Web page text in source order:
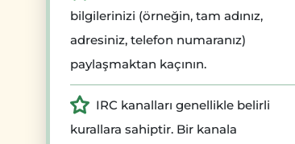
bilgilerinizi (örneğin, tam adınız,
adresiniz, telefon numaranız)
paylaşmaktan kaçının.
IRC kanalları genellikle belirli
kurallara sahiptir. Bir kanala